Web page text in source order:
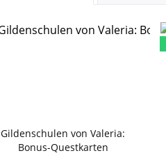
Gildenschulen von Valeria:
Bonus-Questkarten